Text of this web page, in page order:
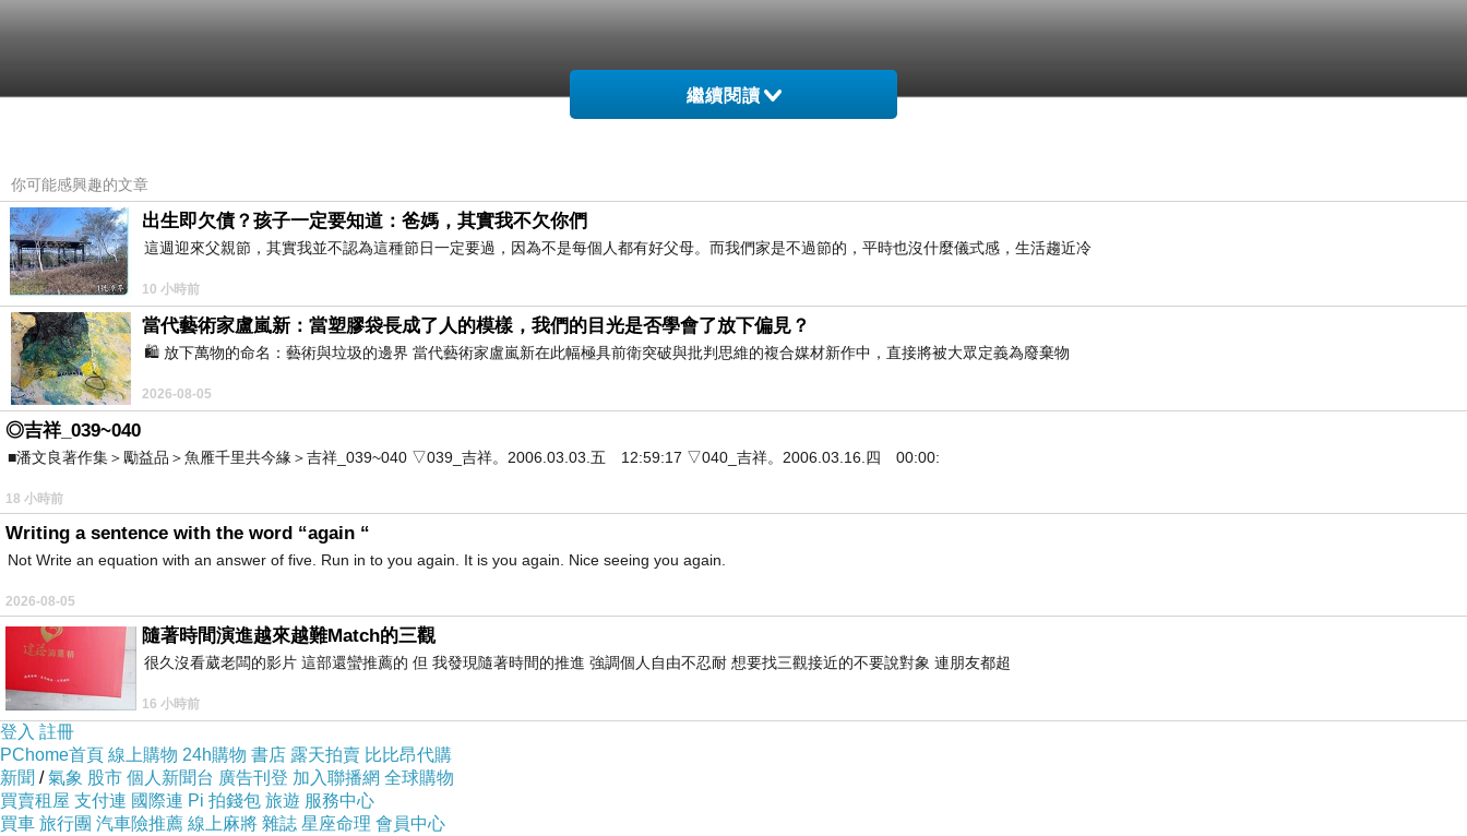
繼續閱讀
你可能感興趣的文章
出生即欠債？孩子一定要知道：爸媽，其實我不欠你們
這週迎來父親節，其實我並不認為這種節日一定要過，因為不是每個人都有好父母。而我們家是不過節的，平時也沒什麼儀式感，生活趨近冷
10 小時前
當代藝術家盧嵐新：當塑膠袋長成了人的模樣，我們的目光是否學會了放下偏見？
🛍️ 放下萬物的命名：藝術與垃圾的邊界 當代藝術家盧嵐新在此幅極具前衛突破與批判思維的複合媒材新作中，直接將被大眾定義為廢棄物
2026-08-05
◎吉祥_039~040
■潘文良著作集＞勵益品＞魚雁千里共今緣＞吉祥_039~040 ▽039_吉祥。2006.03.03.五 12:59:17 ▽040_吉祥。2006.03.16.四 00:00:
18 小時前
Writing a sentence with the word “again “
Not Write an equation with an answer of five. Run in to you again. It is you again. Nice seeing you again.
2026-08-05
隨著時間演進越來越難Match的三觀
很久沒看葳老闆的影片 這部還蠻推薦的 但 我發現隨著時間的推進 強調個人自由不忍耐 想要找三觀接近的不要說對象 連朋友都超
16 小時前
登入 註冊
PChome首頁 線上購物 24h購物 書店 露天拍賣 比比昂代購
新聞 /氣象 股市 個人新聞台 廣告刊登 加入聯播網 全球購物
買賣租屋 支付連 國際連 Pi 拍錢包 旅遊 服務中心
買車 旅行團 汽車險推薦 線上麻將 雜誌 星座命理 會員中心